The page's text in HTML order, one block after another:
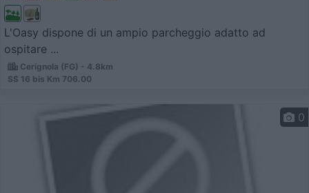
L'Oasy dispone di un ampio parcheggio adatto ad
ospitare ...
Cerignola (FG) - 4.8km
SS 16 bis Km 706.00
0